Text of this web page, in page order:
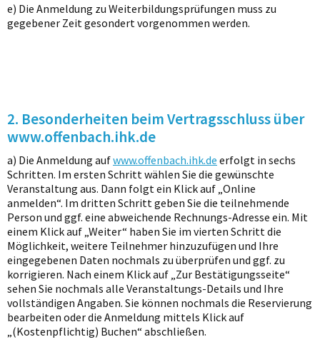
e) Die Anmeldung zu Weiterbildungsprüfungen muss zu
gegebener Zeit gesondert vorgenommen werden.
2. Besonderheiten beim Vertragsschluss über
www.offenbach.ihk.de
a) Die Anmeldung aufwww.offenbach.ihk.de erfolgt in sechs
Schritten. Im ersten Schritt wählen Sie die gewünschte
Veranstaltung aus. Dann folgt ein Klick auf „Online
anmelden“. Im dritten Schritt geben Sie die teilnehmende
Person und ggf. eine abweichende Rechnungs-Adresse ein. Mit
einem Klick auf „Weiter“ haben Sie im vierten Schritt die
Möglichkeit, weitere Teilnehmer hinzuzufügen und Ihre
eingegebenen Daten nochmals zu überprüfen und ggf. zu
korrigieren. Nach einem Klick auf „Zur Bestätigungsseite“
sehen Sie nochmals alle Veranstaltungs-Details und Ihre
vollständigen Angaben. Sie können nochmals die Reservierung
bearbeiten oder die Anmeldung mittels Klick auf
„(Kostenpflichtig) Buchen“ abschließen.